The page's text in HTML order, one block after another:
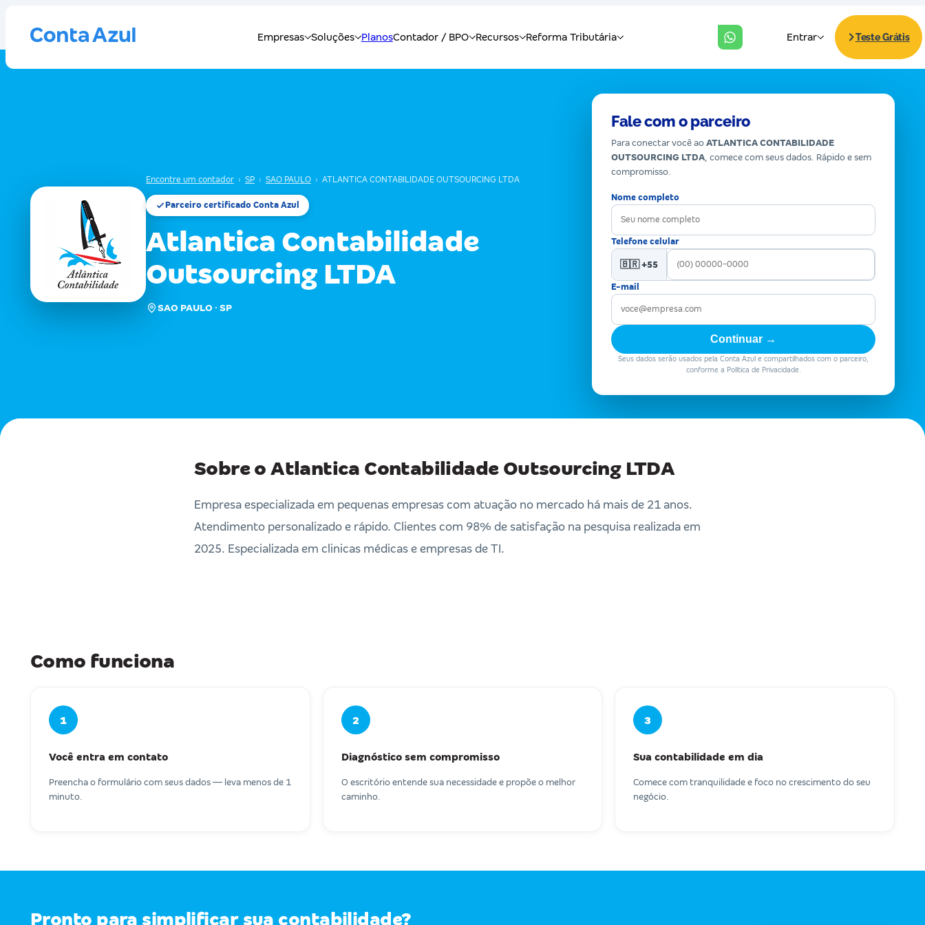
Encontre um contador › SP › SAO PAULO › ATLANTICA CONTABILIDADE OUTSOURCING LTDA
Parceiro certificado Conta Azul
Atlantica Contabilidade
Outsourcing LTDA
SAO PAULO · SP
Fale com o parceiro
Para conectar você ao ATLANTICA CONTABILIDADE
OUTSOURCING LTDA, comece com seus dados. Rápido e sem
compromisso.
Nome completo
Telefone celular
🇧🇷 +55
E-mail
Continuar →
Seus dados serão usados pela Conta Azul e compartilhados com o parceiro,
conforme a Política de Privacidade.
Sobre o Atlantica Contabilidade Outsourcing LTDA
Empresa especializada em pequenas empresas com atuação no mercado há mais de 21 anos.
Atendimento personalizado e rápido. Clientes com 98% de satisfação na pesquisa realizada em
2025. Especializada em clinicas médicas e empresas de TI.
Como funciona
1
Você entra em contato
Preencha o formulário com seus dados — leva menos de 1
minuto.
2
Diagnóstico sem compromisso
O escritório entende sua necessidade e propõe o melhor
caminho.
3
Sua contabilidade em dia
Comece com tranquilidade e foco no crescimento do seu
negócio.
Pronto para simplificar sua contabilidade?